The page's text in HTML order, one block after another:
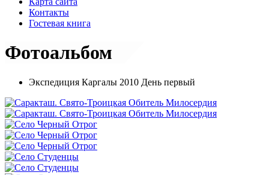
Контакты
Гостевая книга
Фотоальбом
Экспедиция Каргалы 2010 День первый